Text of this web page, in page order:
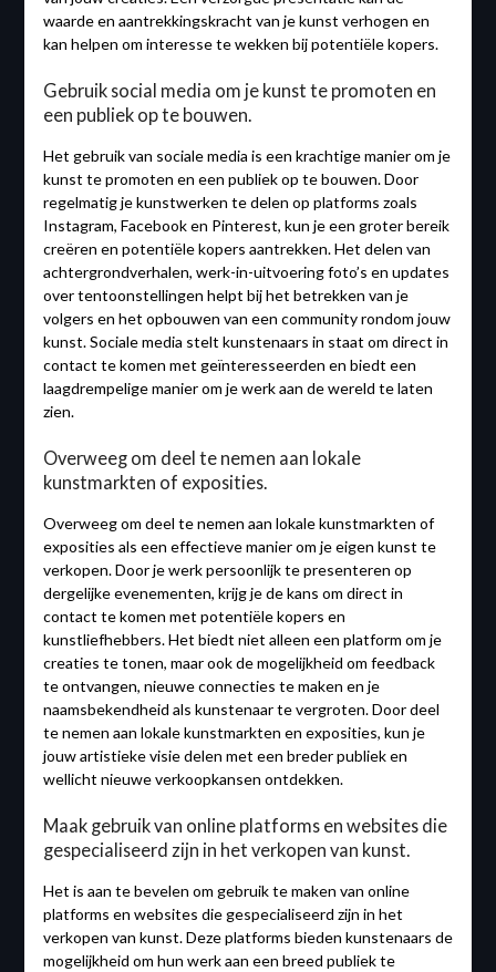
waarde en aantrekkingskracht van je kunst verhogen en
kan helpen om interesse te wekken bij potentiële kopers.
Gebruik social media om je kunst te promoten en
een publiek op te bouwen.
Het gebruik van sociale media is een krachtige manier om je
kunst te promoten en een publiek op te bouwen. Door
regelmatig je kunstwerken te delen op platforms zoals
Instagram, Facebook en Pinterest, kun je een groter bereik
creëren en potentiële kopers aantrekken. Het delen van
achtergrondverhalen, werk-in-uitvoering foto’s en updates
over tentoonstellingen helpt bij het betrekken van je
volgers en het opbouwen van een community rondom jouw
kunst. Sociale media stelt kunstenaars in staat om direct in
contact te komen met geïnteresseerden en biedt een
laagdrempelige manier om je werk aan de wereld te laten
zien.
Overweeg om deel te nemen aan lokale
kunstmarkten of exposities.
Overweeg om deel te nemen aan lokale kunstmarkten of
exposities als een effectieve manier om je eigen kunst te
verkopen. Door je werk persoonlijk te presenteren op
dergelijke evenementen, krijg je de kans om direct in
contact te komen met potentiële kopers en
kunstliefhebbers. Het biedt niet alleen een platform om je
creaties te tonen, maar ook de mogelijkheid om feedback
te ontvangen, nieuwe connecties te maken en je
naamsbekendheid als kunstenaar te vergroten. Door deel
te nemen aan lokale kunstmarkten en exposities, kun je
jouw artistieke visie delen met een breder publiek en
wellicht nieuwe verkoopkansen ontdekken.
Maak gebruik van online platforms en websites die
gespecialiseerd zijn in het verkopen van kunst.
Het is aan te bevelen om gebruik te maken van online
platforms en websites die gespecialiseerd zijn in het
verkopen van kunst. Deze platforms bieden kunstenaars de
mogelijkheid om hun werk aan een breed publiek te